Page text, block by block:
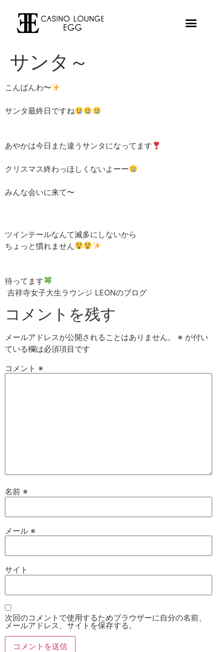
サンタ～
こんばんわ〜
サンタ最終日ですね
あやかは今日また違うサンタになってます
クリスマス終わっほしくないよーー
みんな会いに来て〜
ツインテールなんて滅多にしないから
ちょっと慣れません
待ってます
吉祥寺女子大生ラウンジ LEONのブログ
コメントを残す
メールアドレスが公開されることはありません。 ※ が付い
ている欄は必須項目です
コメント ※
名前 ※
メール ※
サイト
次回のコメントで使用するためブラウザーに自分の名前、
メールアドレス、サイトを保存する。